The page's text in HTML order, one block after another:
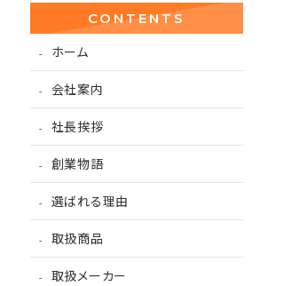
CONTENTS
ホーム
会社案内
社長挨拶
創業物語
選ばれる理由
取扱商品
取扱メーカー